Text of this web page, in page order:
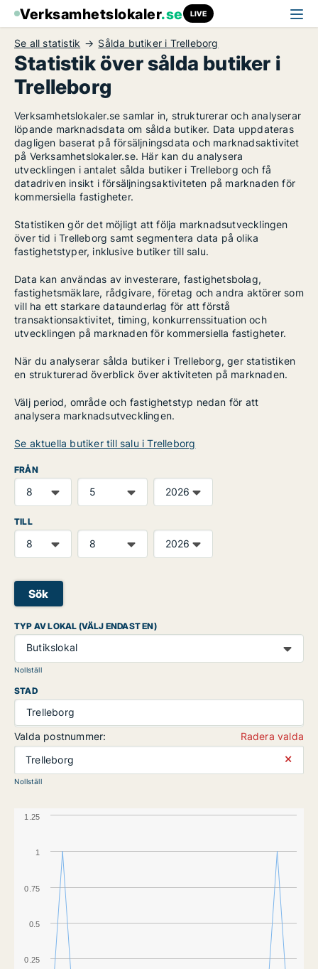
Verksamhetslokaler.se LIVE
Se all statistik Sålda butiker i Trelleborg
Statistik över sålda butiker i
Trelleborg
Verksamhetslokaler.se samlar in, strukturerar och analyserar
löpande marknadsdata om sålda butiker. Data uppdateras
dagligen baserat på försäljningsdata och marknadsaktivitet
på Verksamhetslokaler.se. Här kan du analysera
utvecklingen i antalet sålda butiker i Trelleborg och få
datadriven insikt i försäljningsaktiviteten på marknaden för
kommersiella fastigheter.
Statistiken gör det möjligt att följa marknadsutvecklingen
över tid i Trelleborg samt segmentera data på olika
fastighetstyper, inklusive butiker till salu.
Data kan användas av investerare, fastighetsbolag,
fastighetsmäklare, rådgivare, företag och andra aktörer som
vill ha ett starkare dataunderlag för att förstå
transaktionsaktivitet, timing, konkurrenssituation och
utvecklingen på marknaden för kommersiella fastigheter.
När du analyserar sålda butiker i Trelleborg, ger statistiken
en strukturerad överblick över aktiviteten på marknaden.
Välj period, område och fastighetstyp nedan för att
analysera marknadsutvecklingen.
Se aktuella butiker till salu i Trelleborg
FRÅN
TILL
Sök
TYP AV LOKAL (VÄLJ ENDAST EN)
Butikslokal
Nollställ
STAD
Trelleborg
Valda postnummer:
Radera valda
Trelleborg
⨯
Nollställ
1
0.25
0.5
0.75
1.25